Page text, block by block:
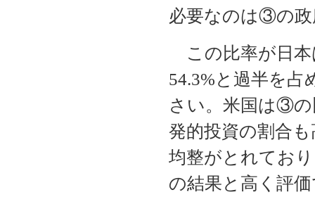
必要なのは③の政
この比率が日本
54.3%と過半を
さい。米国は③
発的投資の割合
均整がとれてお
の結果と高く評